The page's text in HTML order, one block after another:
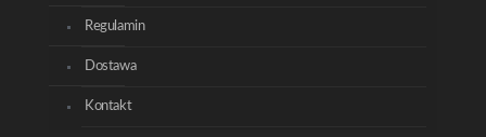
Regulamin
Dostawa
Kontakt